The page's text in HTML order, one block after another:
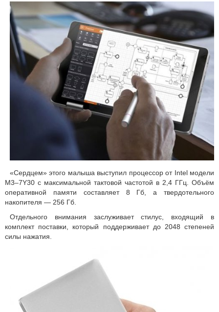
«Сердцем» этого малыша выступил процессор от Intel модели
M3–7Y30 с максимальной тактовой частотой в 2,4 ГГц. Объём
оперативной памяти составляет 8 Гб, а твердотельного
накопителя — 256 Гб.
Отдельного внимания заслуживает стилус, входящий в
комплект поставки, который поддерживает до 2048 степеней
силы нажатия.